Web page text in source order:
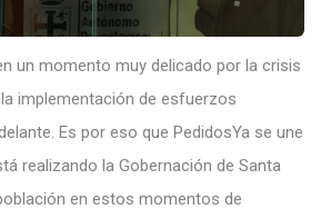
un momento muy delicado por la crisis
implementación de esfuerzos
Es por eso que PedidosYa se une
realizando la Gobernación de Santa
en estos momentos de